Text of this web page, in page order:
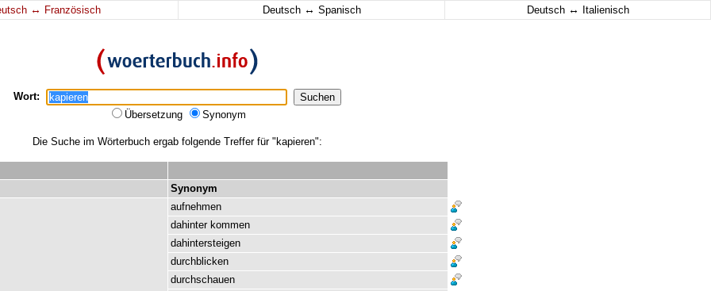
↔ Französisch Deutsch ↔ Spanisch Deutsch ↔ Italienisch
Wort:
Übersetzung
Synonym
Die Suche im Wörterbuch ergab folgende Treffer für "kapieren":
Synonym
aufnehmen
dahinter kommen
dahintersteigen
durchblicken
durchschauen